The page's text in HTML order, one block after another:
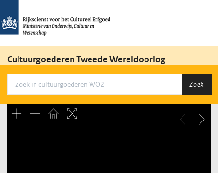
Cultuurgoederen Tweede Wereldoorlog
Zoek